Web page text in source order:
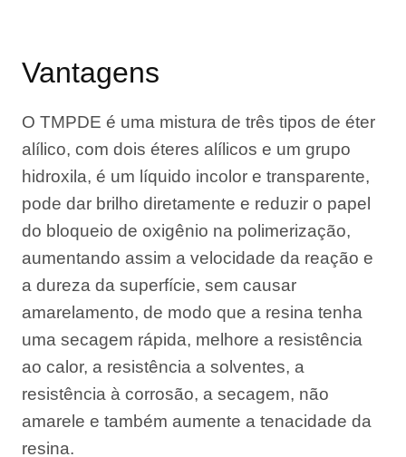
Vantagens
O TMPDE é uma mistura de três tipos de éter
alílico, com dois éteres alílicos e um grupo
hidroxila, é um líquido incolor e transparente,
pode dar brilho diretamente e reduzir o papel
do bloqueio de oxigênio na polimerização,
aumentando assim a velocidade da reação e
a dureza da superfície, sem causar
amarelamento, de modo que a resina tenha
uma secagem rápida, melhore a resistência
ao calor, a resistência a solventes, a
resistência à corrosão, a secagem, não
amarele e também aumente a tenacidade da
resina.